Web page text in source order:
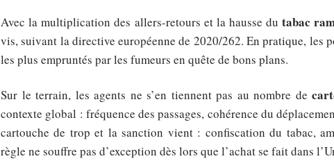
Avec la multiplication des allers-retours et la hausse dutabac
vis, suivant la directive européenne de 2020/262. En pratique, les
les plus empruntés par les fumeurs en quête de bons plans.
Sur le terrain, les agents ne s’en tiennent pas au nombre de
contexte global : fréquence des passages, cohérence du
cartouche de trop et la sanction vient : confiscation du tabac,
règle ne souffre pas d’exception dès lors que l’achat se fait dans